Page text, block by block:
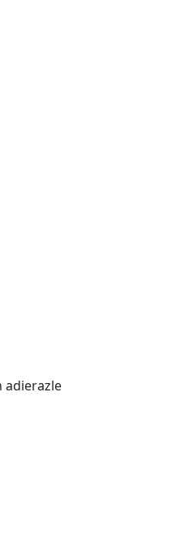
adierazle